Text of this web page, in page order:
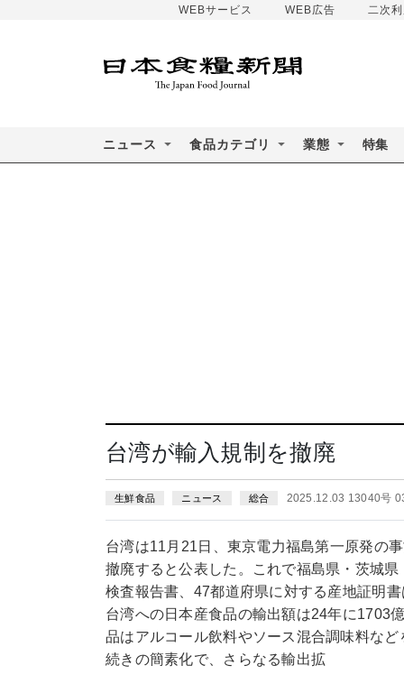
WEBサービス WEB広告 二次
ニュース 食品カテゴリ 業態 特集
台湾が輸入規制を撤廃
生鮮食品 ニュース 総合 2025.12.03 13040号
台湾は11月21日、東京電力福島第一原発の
撤廃すると公表した。これで福島県・茨城
検査報告書、47都道府県に対する産地証明
台湾への日本産食品の輸出額は24年に1703
品はアルコール飲料やソース混合調味料な
続きの簡素化で、さらなる輸出拡